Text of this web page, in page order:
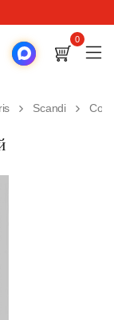
0
Scandi